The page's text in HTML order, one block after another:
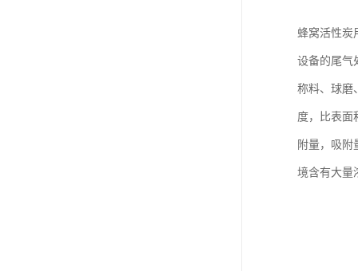
蜂窝活性炭
设备的尾气
称料、球磨
度，比表面
附量，吸附
境含有大量